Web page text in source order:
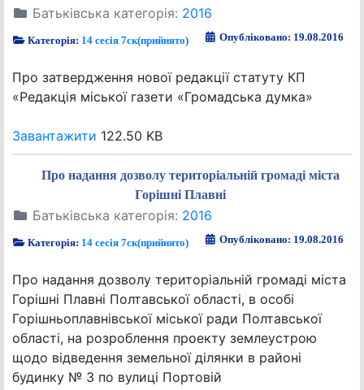
Батьківська категорія: 2016
Категорія: 14 сесія 7ск(прийнято) Опубліковано: 19.08.2016
Про затвердження нової редакції статуту КП
«Редакція міської газети «Громадська думка»
Завантажити 122.50 KB
Про надання дозволу територіальній громаді міста
Горішні Плавні
Батьківська категорія: 2016
Категорія: 14 сесія 7ск(прийнято) Опубліковано: 19.08.2016
Про надання дозволу територіальній громаді міста
Горішні Плавні Полтавської області, в особі
Горішньоплавнівської міської ради Полтавської
області, на розроблення проекту землеустрою
щодо відведення земельної ділянки в районі
будинку № 3 по вулиці Портовій